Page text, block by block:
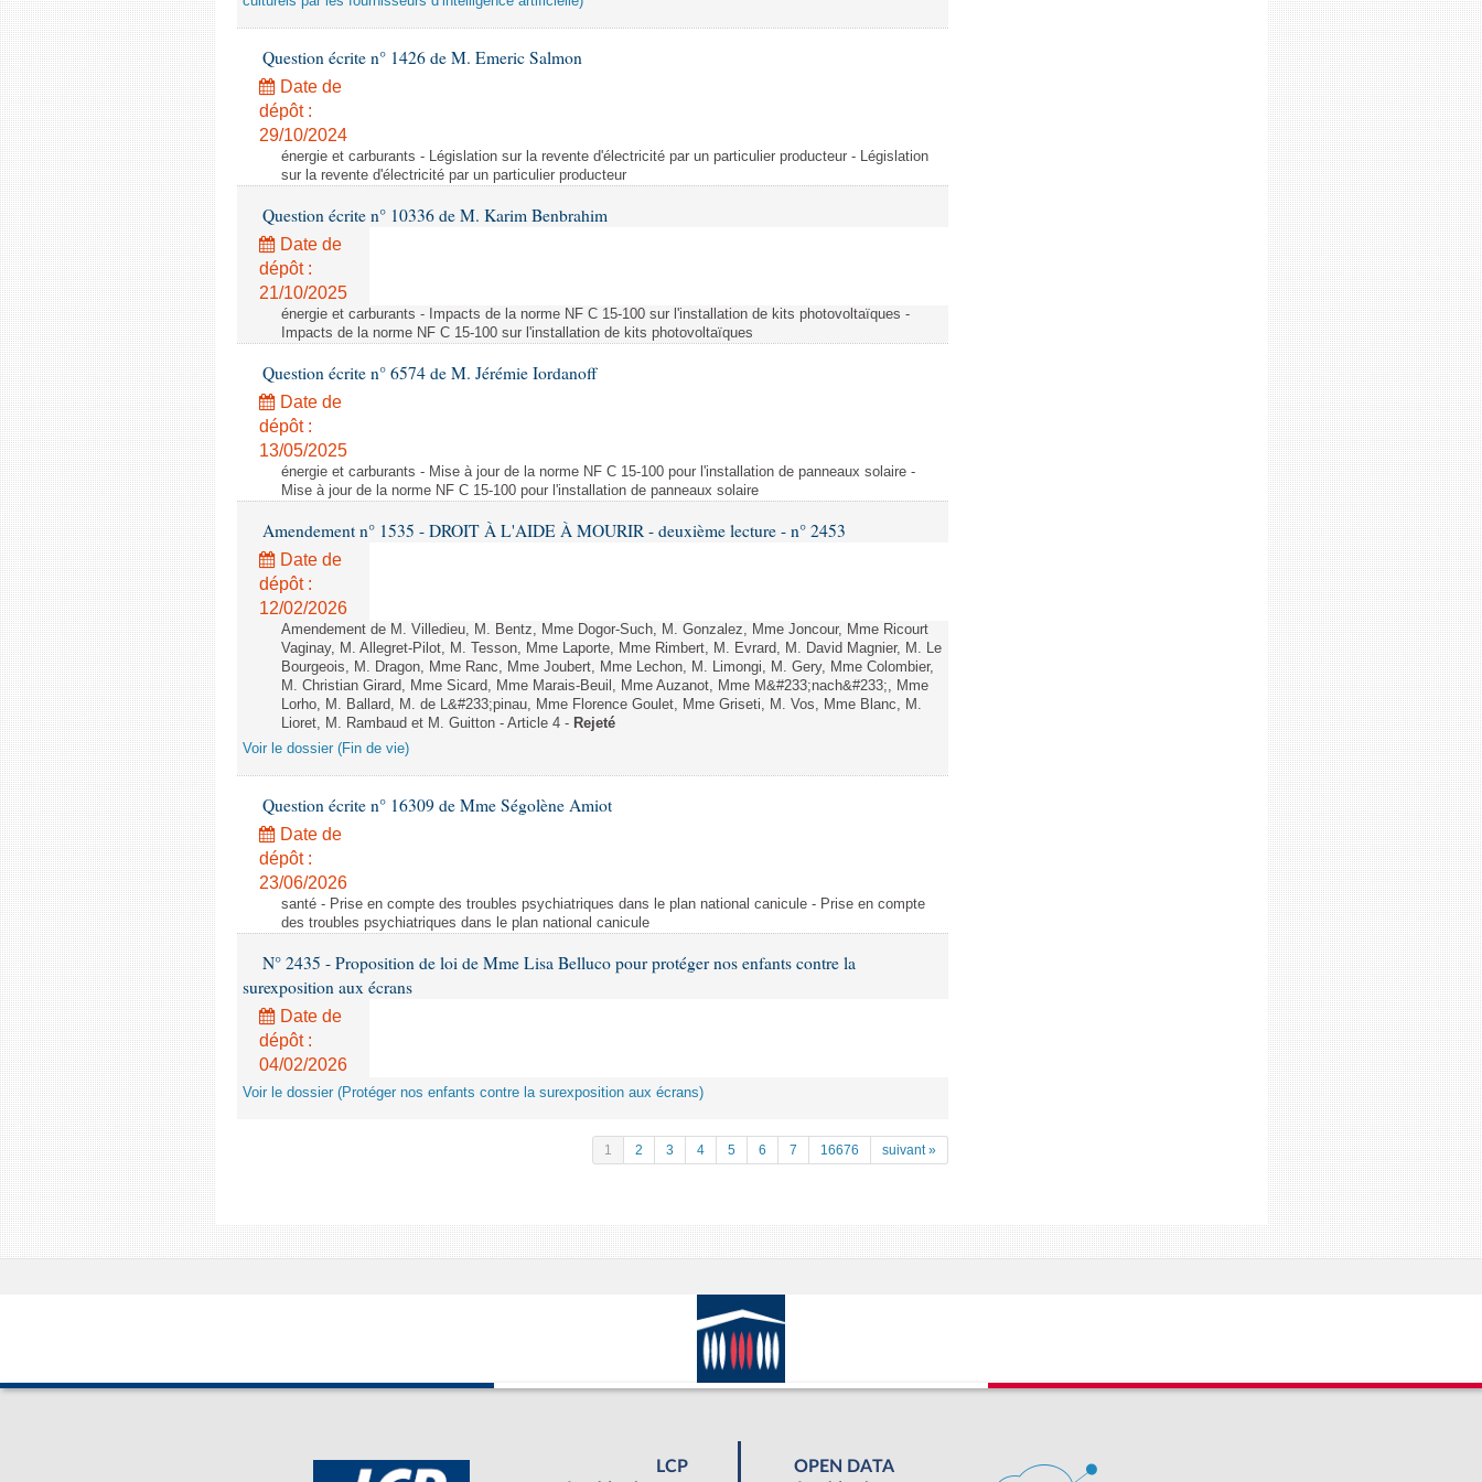
Question écrite n° 1426 de M. Emeric Salmon
Date de
dépôt :
29/10/2024
énergie et carburants - Législation sur la revente d'électricité par un particulier producteur - Législation
sur la revente d'électricité par un particulier producteur
Question écrite n° 10336 de M. Karim Benbrahim
Date de
dépôt :
21/10/2025
énergie et carburants - Impacts de la norme NF C 15-100 sur l'installation de kits photovoltaïques -
Impacts de la norme NF C 15-100 sur l'installation de kits photovoltaïques
Question écrite n° 6574 de M. Jérémie Iordanoff
Date de
dépôt :
13/05/2025
énergie et carburants - Mise à jour de la norme NF C 15-100 pour l'installation de panneaux solaire -
Mise à jour de la norme NF C 15-100 pour l'installation de panneaux solaire
Amendement n° 1535 - DROIT À L'AIDE À MOURIR - deuxième lecture - n° 2453
Date de
dépôt :
12/02/2026
Amendement de M. Villedieu, M. Bentz, Mme Dogor-Such, M. Gonzalez, Mme Joncour, Mme Ricourt
Vaginay, M. Allegret-Pilot, M. Tesson, Mme Laporte, Mme Rimbert, M. Evrard, M. David Magnier, M. Le
Bourgeois, M. Dragon, Mme Ranc, Mme Joubert, Mme Lechon, M. Limongi, M. Gery, Mme Colombier,
M. Christian Girard, Mme Sicard, Mme Marais-Beuil, Mme Auzanot, Mme M&#233;nach&#233;, Mme
Lorho, M. Ballard, M. de L&#233;pinau, Mme Florence Goulet, Mme Griseti, M. Vos, Mme Blanc, M.
Lioret, M. Rambaud et M. Guitton - Article 4 - Rejeté
Voir le dossier (Fin de vie)
Question écrite n° 16309 de Mme Ségolène Amiot
Date de
dépôt :
23/06/2026
santé - Prise en compte des troubles psychiatriques dans le plan national canicule - Prise en compte
des troubles psychiatriques dans le plan national canicule
N° 2435 - Proposition de loi de Mme Lisa Belluco pour protéger nos enfants contre la
surexposition aux écrans
Date de
dépôt :
04/02/2026
Voir le dossier (Protéger nos enfants contre la surexposition aux écrans)
1 2 3 4 5 6 7 16676 suivant »
LCP
OPEN DATA